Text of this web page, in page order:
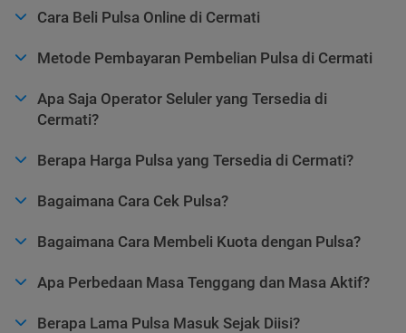
Cara Beli Pulsa Online di Cermati
Metode Pembayaran Pembelian Pulsa di Cermati
Apa Saja Operator Seluler yang Tersedia di
Cermati?
Berapa Harga Pulsa yang Tersedia di Cermati?
Bagaimana Cara Cek Pulsa?
Bagaimana Cara Membeli Kuota dengan Pulsa?
Apa Perbedaan Masa Tenggang dan Masa Aktif?
Berapa Lama Pulsa Masuk Sejak Diisi?